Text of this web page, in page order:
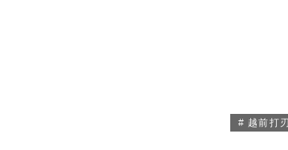
# 越前打